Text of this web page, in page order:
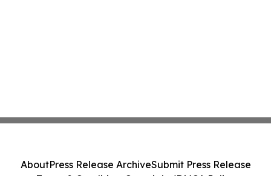
AboutPress Release ArchiveSubmit Press Release